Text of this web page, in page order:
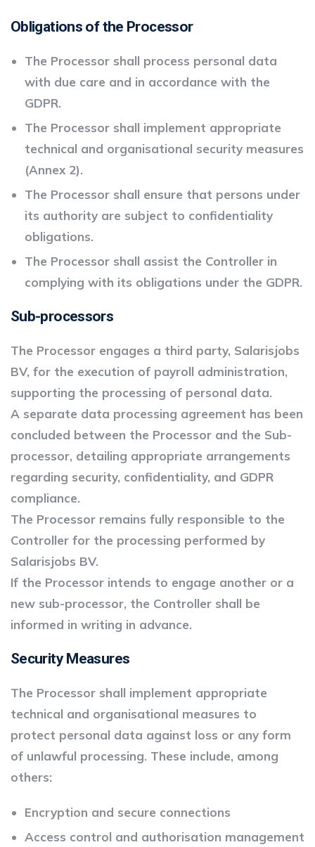
Obligations of the Processor
The Processor shall process personal data
with due care and in accordance with the
GDPR.
The Processor shall implement appropriate
technical and organisational security measures
(Annex 2).
The Processor shall ensure that persons under
its authority are subject to confidentiality
obligations.
The Processor shall assist the Controller in
complying with its obligations under the GDPR.
Sub-processors
The Processor engages a third party, Salarisjobs
BV, for the execution of payroll administration,
supporting the processing of personal data.
A separate data processing agreement has been
concluded between the Processor and the Sub-
processor, detailing appropriate arrangements
regarding security, confidentiality, and GDPR
compliance.
The Processor remains fully responsible to the
Controller for the processing performed by
Salarisjobs BV.
If the Processor intends to engage another or a
new sub-processor, the Controller shall be
informed in writing in advance.
Security Measures
The Processor shall implement appropriate
technical and organisational measures to
protect personal data against loss or any form
of unlawful processing. These include, among
others:
Encryption and secure connections
Access control and authorisation management